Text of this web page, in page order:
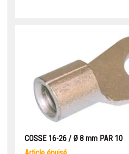
COSSE 16-26 / Ø 8 mm PAR 10